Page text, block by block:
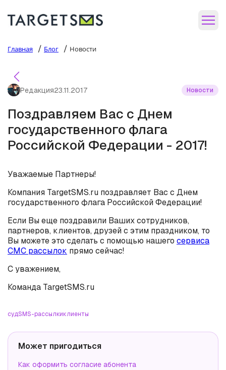
Главная / Блог / Новости
Редакция23.11.2017 Новости
Поздравляем Вас с Днем
государственного флага
Российской Федерации - 2017!
Уважаемые Партнеры!
Компания TargetSMS.ru поздравляет Вас с Днем
государственного флага Российской Федерации!
Если Вы еще поздравили Ваших сотрудников,
партнеров, клиентов, друзей с этим праздником, то
Вы можете это сделать с помощью нашего сервиса
СМС рассылок прямо сейчас!
С уважением,
Команда TargetSMS.ru
судSMS-рассылкиклиенты
Может пригодиться
Как оформить согласие абонента